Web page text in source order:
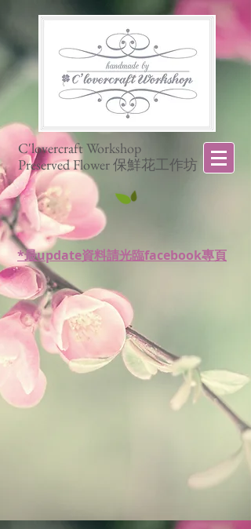
C'lovercraft Workshop
Preserved Flower 保鮮花工作坊
*最update資料請光臨facebook專頁